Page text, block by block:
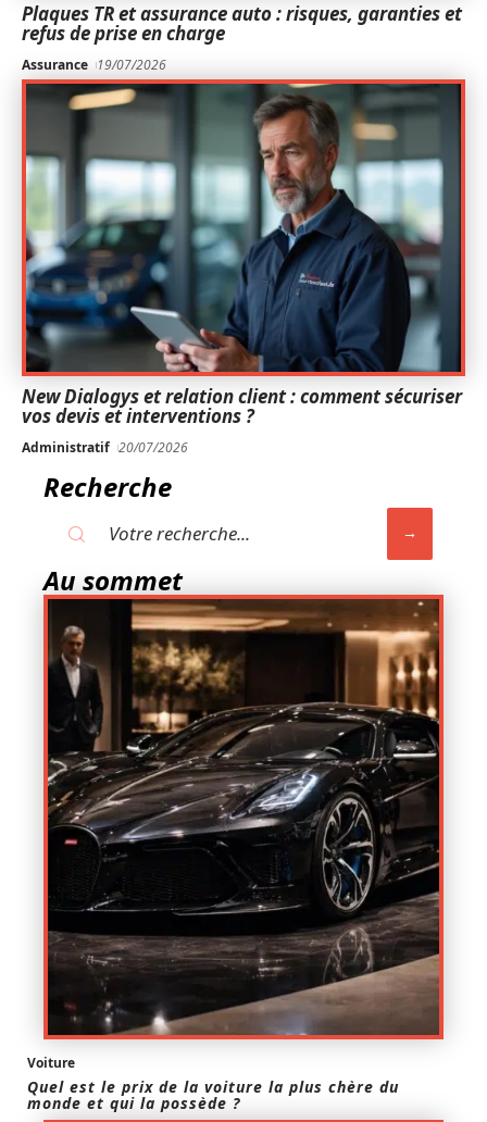
Plaques TR et assurance auto : risques, garanties et
refus de prise en charge
Assurance 19/07/2026
New Dialogys et relation client : comment sécuriser
vos devis et interventions ?
Administratif 20/07/2026
Recherche
Au sommet
Voiture
Quel est le prix de la voiture la plus chère du
monde et qui la possède ?